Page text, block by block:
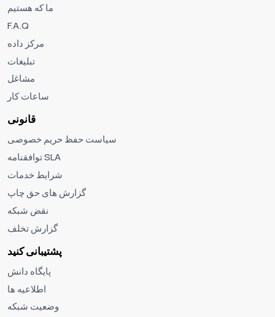
ما که هستیم
F.A.Q
مرکز داده
تبلیغات
مشاغل
ساعات کار
قانونی
سیاست حفظ حریم خصوصی
توافقنامه SLA
شرایط خدمات
گزارش های حق چاپ
نقض شبکه
گزارش تخلف
پشتیبانی کنید
پایگاه دانش
اطلاعیه ها
وضعیت شبکه